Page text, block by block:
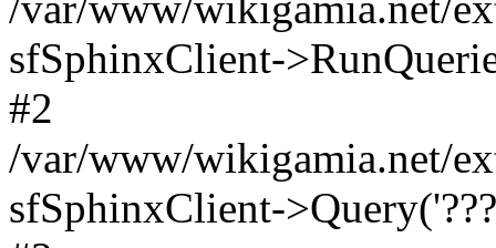
sfSphinxClient-
#2
/var/www/wikigamia.net/
sfSphinxClient-